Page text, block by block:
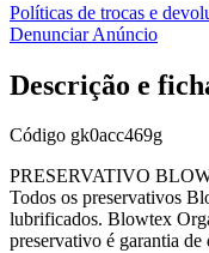
Políticas de trocas e
Denunciar Anúncio
Descrição e
Código gk0acc469g
PRESERVATIVO
Todos os preservativos
lubrificados. Blowtex
preservativo é garantia de